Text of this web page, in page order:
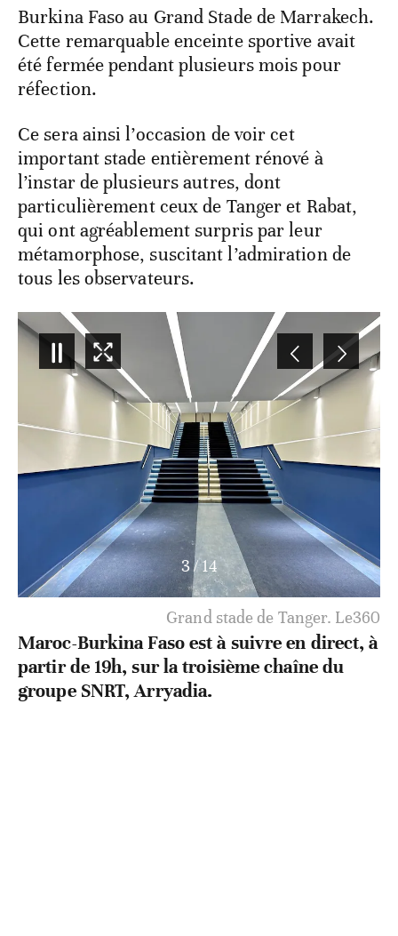
Burkina Faso au Grand Stade de Marrakech.
Cette remarquable enceinte sportive avait
été fermée pendant plusieurs mois pour
réfection.
Ce sera ainsi l’occasion de voir cet
important stade entièrement rénové à
l’instar de plusieurs autres, dont
particulièrement ceux de Tanger et Rabat,
qui ont agréablement surpris par leur
métamorphose, suscitant l’admiration de
tous les observateurs.
4/14
Grand stade de Tanger. Le360
Maroc-Burkina Faso est à suivre en direct, à
partir de 19h, sur la troisième chaîne du
groupe SNRT, Arryadia.